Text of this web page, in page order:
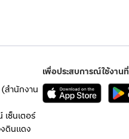
สำนักงาน
เซ็นเตอร์
ดินแดง
เพื่อประสบการณ์ใช้งาน